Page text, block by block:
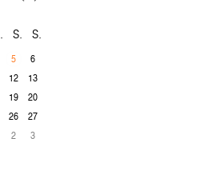
F S S
5
6
12
13
19
20
26
27
2 3